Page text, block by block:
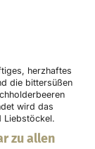
herzhaftes
die bittersüßen
wird das
Liebstöckel.
zu allen